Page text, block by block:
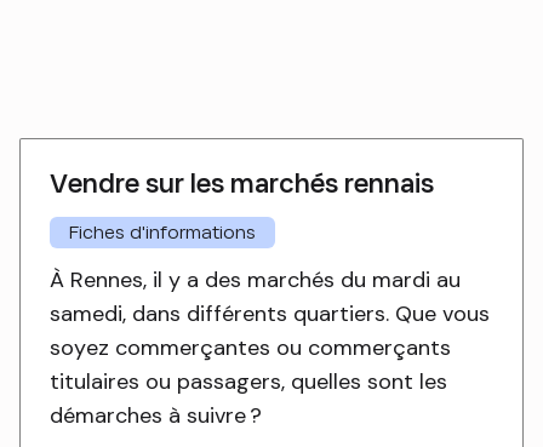
Vendre sur les marchés rennais
Fiches d'informations
À Rennes, il y a des marchés du mardi au
samedi, dans différents quartiers. Que vous
soyez commerçantes ou commerçants
titulaires ou passagers, quelles sont les
démarches à suivre ?